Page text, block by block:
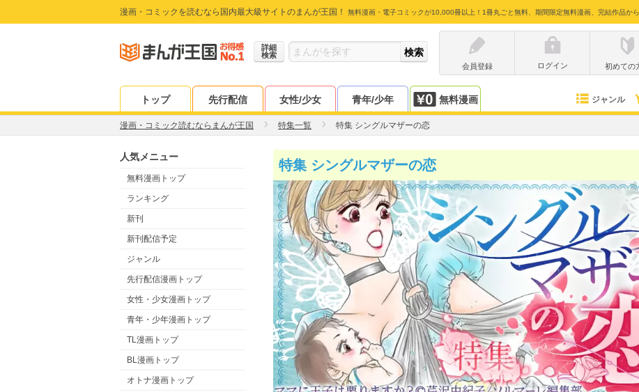
漫画・コミックを読むなら国内最大級サイトのまんが王国！ 無料漫画・電子コミックが10,000冊以上！1冊丸ごと無料、期間限定無料漫画、完結作品か
詳細
検索
会員登録
ログイン 初めての
トップ 先行配信 女性/少女 青年/少年 無料漫画 ジャンル
漫画・コミック読むならまんが王国 特集一覧 特集 シングルマザーの恋
人気メニュー
無料漫画トップ
ランキング
新刊
新刊配信予定
ジャンル
先行配信漫画トップ
女性・少女漫画トップ
青年・少年漫画トップ
TL漫画トップ
BL漫画トップ
オトナ漫画トップ
特集 シングルマザーの恋